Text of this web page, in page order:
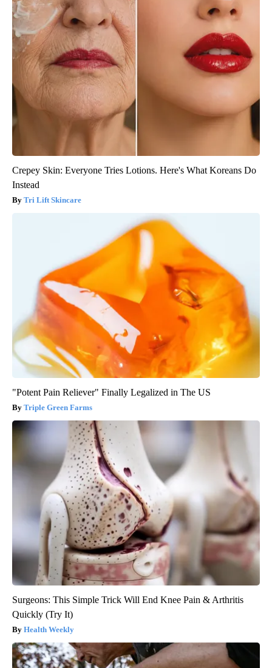
Crepey Skin: Everyone Tries Lotions. Here's What Koreans Do
Instead
Tri Lift Skincare
"Potent Pain Reliever" Finally Legalized in The US
Triple Green Farms
Surgeons: This Simple Trick Will End Knee Pain & Arthritis
Quickly (Try It)
Health Weekly